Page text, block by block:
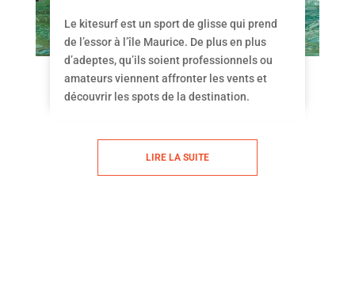
Le kitesurf est un sport de glisse qui prend
de l’essor à l’île Maurice. De plus en plus
d’adeptes, qu’ils soient professionnels ou
amateurs viennent affronter les vents et
découvrir les spots de la destination.
LIRE LA SUITE